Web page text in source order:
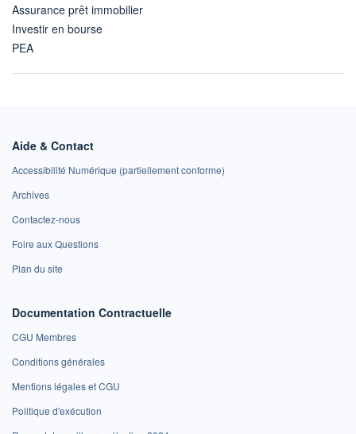
Assurance prêt immobilier
Investir en bourse
PEA
Aide & Contact
Accessibilité Numérique (partiellement conforme)
Archives
Contactez-nous
Foire aux Questions
Plan du site
Documentation Contractuelle
CGU Membres
Conditions générales
Mentions légales et CGU
Politique d'exécution